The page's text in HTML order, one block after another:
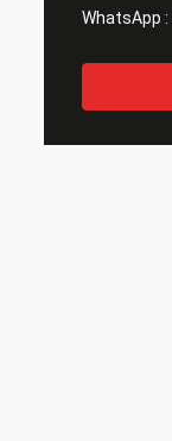
WhatsApp :